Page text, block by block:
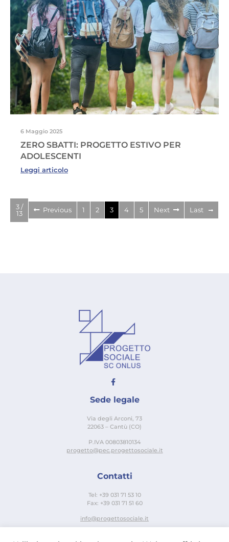
6 Maggio 2025
ZERO SBATTI: PROGETTO ESTIVO PER
ADOLESCENTI
Leggi articolo
3 /
13
Previous 1 2 3 4 5 Next Last
Sede legale
Via degli Arconi, 73
22063 – Cantù (CO)
P.IVA 00803810134
progetto@pec.progettosociale.it
Contatti
Tel: +39 031 71 53 10
Fax: +39 031 71 51 60
info@progettosociale.it